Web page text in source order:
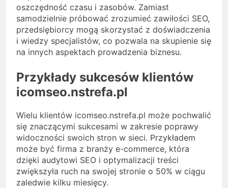
oszczędność czasu i zasobów. Zamiast
samodzielnie próbować zrozumieć zawiłości SEO,
przedsiębiorcy mogą skorzystać z doświadczenia
i wiedzy specjalistów, co pozwala na skupienie się
na innych aspektach prowadzenia biznesu.
Przykłady sukcesów klientów
icomseo.nstrefa.pl
Wielu klientów icomseo.nstrefa.pl może pochwalić
się znaczącymi sukcesami w zakresie poprawy
widoczności swoich stron w sieci. Przykładem
może być firma z branży e-commerce, która
dzięki audytowi SEO i optymalizacji treści
zwiększyła ruch na swojej stronie o 50% w ciągu
zaledwie kilku miesięcy.